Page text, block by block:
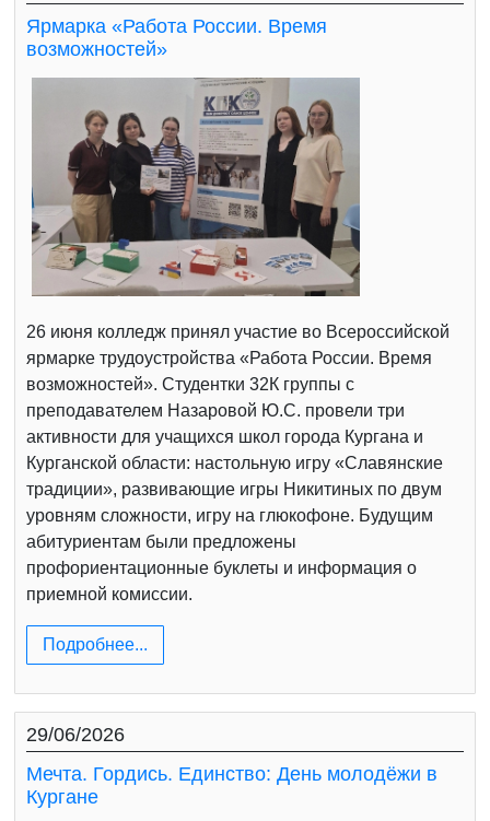
Ярмарка «Работа России. Время
возможностей»
26 июня колледж принял участие во Всероссийской
ярмарке трудоустройства «Работа России. Время
возможностей». Студентки 32К группы с
преподавателем Назаровой Ю.С. провели три
активности для учащихся школ города Кургана и
Курганской области: настольную игру «Славянские
традиции», развивающие игры Никитиных по двум
уровням сложности, игру на глюкофоне. Будущим
абитуриентам были предложены
профориентационные буклеты и информация о
приемной комиссии.
Подробнее...
29/06/2026
Мечта. Гордись. Единство: День молодёжи в
Кургане